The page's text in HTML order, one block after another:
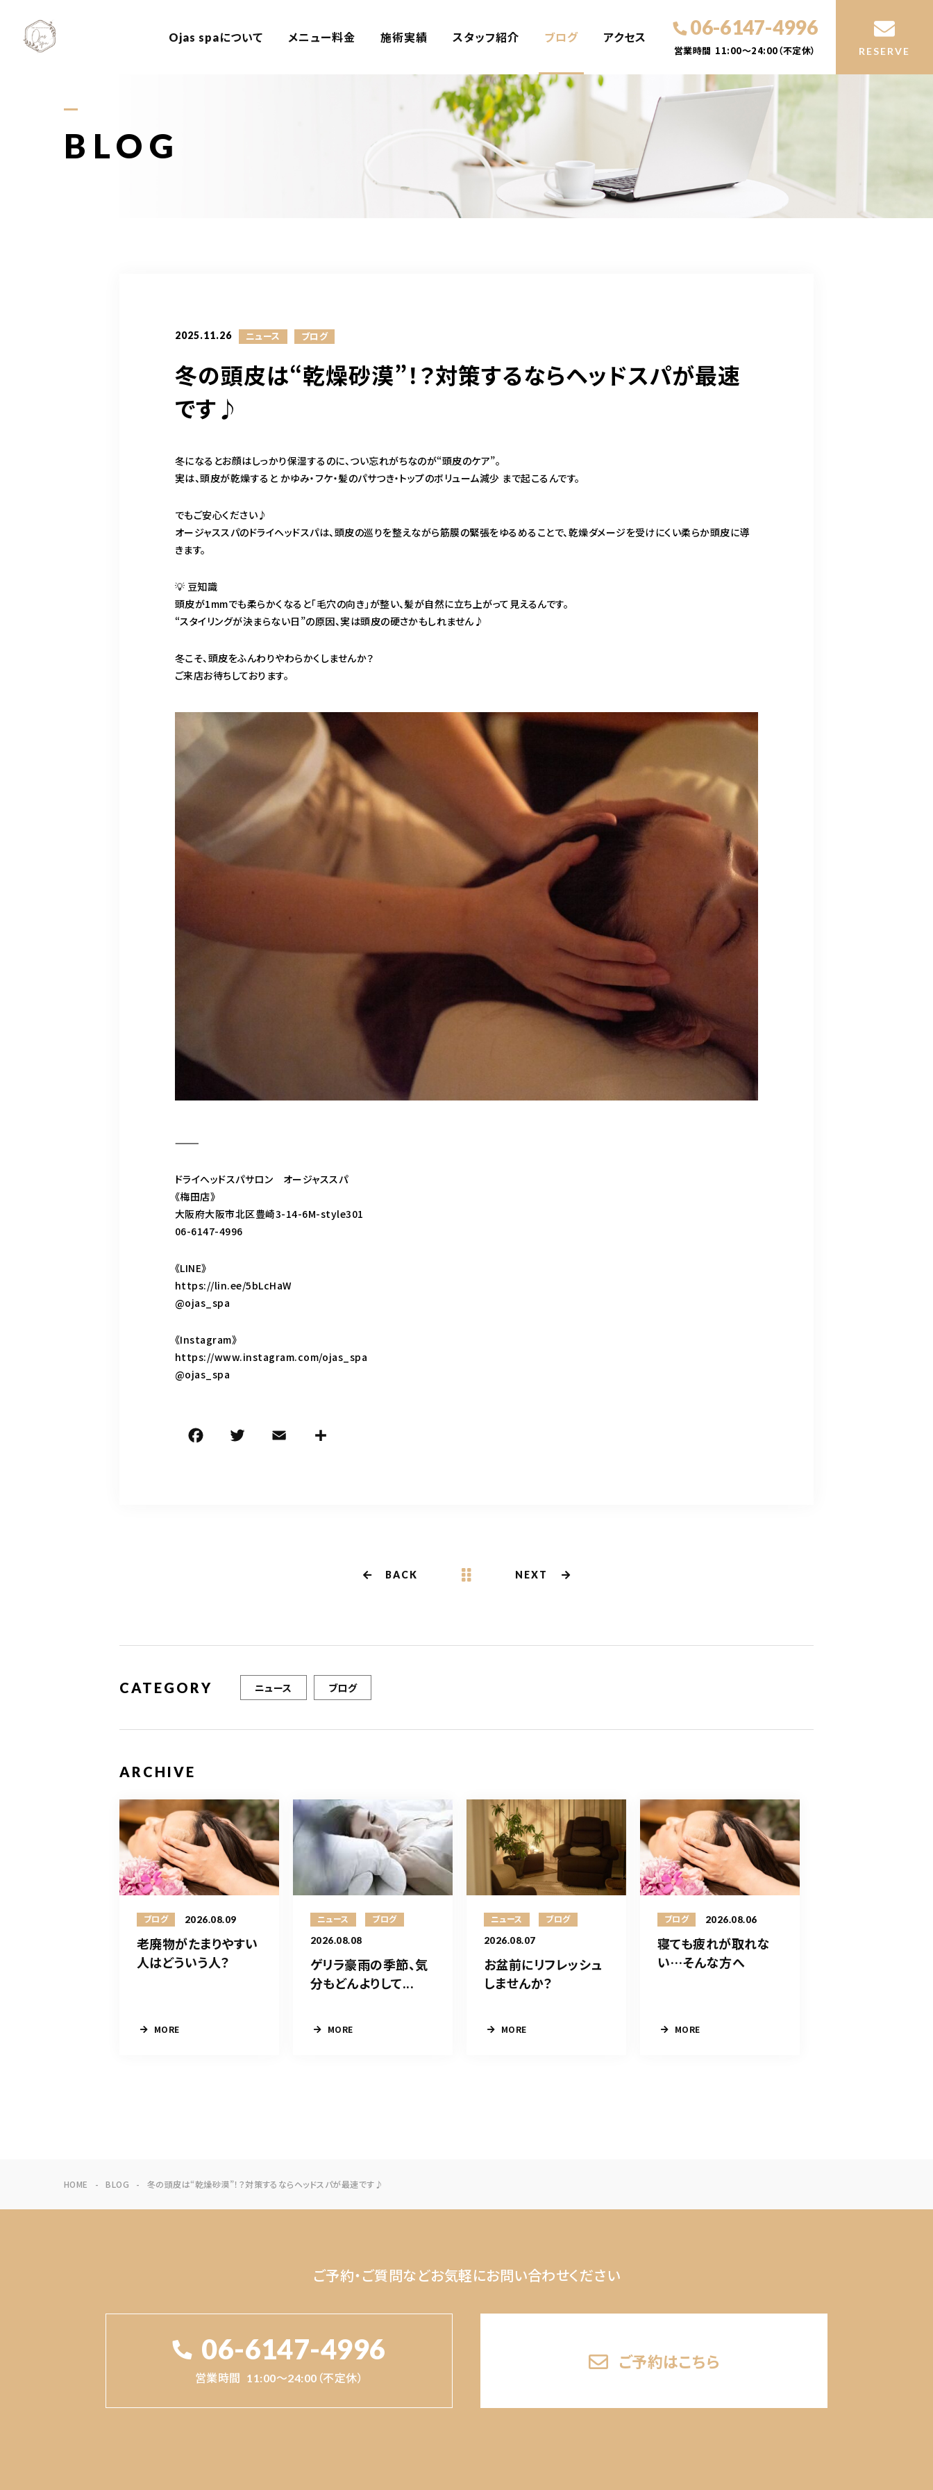
Ojas spaについて メニュー料金 施術実績 スタッフ紹介 ブログ アクセス 06-6147-4996
営業時間 11:00～24:00（不定休） RESERVE
BLOG
2025.11.26 ニュース ブログ
冬の頭皮は“乾燥砂漠”！？対策するならヘッドスパが最速
です♪
冬になるとお顔はしっかり保湿するのに、つい忘れがちなのが“頭皮のケア”。
実は、頭皮が乾燥すると かゆみ・フケ・髪のパサつき・トップのボリューム減少 まで起こるんです。
でもご安心ください♪
オージャススパのドライヘッドスパは、頭皮の巡りを整えながら筋膜の緊張をゆるめることで、乾燥ダメージを受けにくい柔らか頭皮に導
きます。
💡 豆知識
頭皮が1mmでも柔らかくなると「毛穴の向き」が整い、髪が自然に立ち上がって見えるんです。
“スタイリングが決まらない日”の原因、実は頭皮の硬さかもしれません♪
冬こそ、頭皮をふんわりやわらかくしませんか？
ご来店お待ちしております。
⸻
ドライへッドスパサロン オージャススパ
《梅田店》
大阪府大阪市北区豊崎3-14-6M-style301
06-6147-4996
《LINE》
https://lin.ee/5bLcHaW
@ojas_spa
《Instagram》
https://www.instagram.com/ojas_spa
@ojas_spa
BACK NEXT
CATEGORY ニュース ブログ
ARCHIVE
ブログ 2026.08.09
老廃物がたまりやすい
人はどういう人？
MORE
ニュース ブログ
2026.08.08
ゲリラ豪雨の季節、気
分もどんよりして...
MORE
ニュース ブログ
2026.08.07
お盆前にリフレッシュ
しませんか？
MORE
ブログ 2026.08.06
寝ても疲れが取れな
い…そんな方へ
MORE
HOME BLOG 冬の頭皮は“乾燥砂漠”！？対策するならヘッドスパが最速です♪
ご予約・ご質問などお気軽にお問い合わせください
06-6147-4996
営業時間 11:00～24:00（不定休）
ご予約はこちら